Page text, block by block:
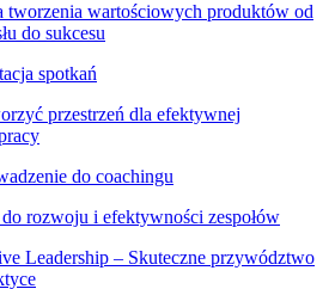
tworzenia wartościowych produktów od
do sukcesu
spotkań
przestrzeń dla efektywnej
do coachingu
rozwoju i efektywności zespołów
Leadership – Skuteczne przywództwo